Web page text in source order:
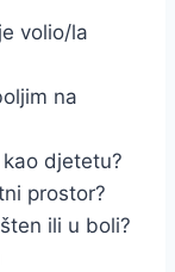
volio/la
na
djetetu?
prostor?
ili u boli?